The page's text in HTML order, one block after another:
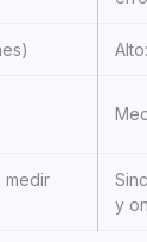
medir
y